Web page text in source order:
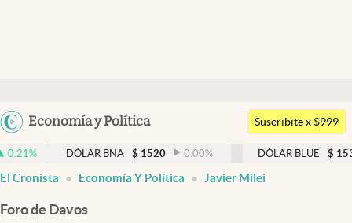
Argentina
Economía y Política
Members
Economía y Política
Finanzas y Mercados
Mercados Online
Suscribite x $999
DÓLAR BNA $ 1520 0.00% DÓLAR BLUE $ 1530 -0.65
El Cronista Economía Y Política Javier Milei
Foro de Davos